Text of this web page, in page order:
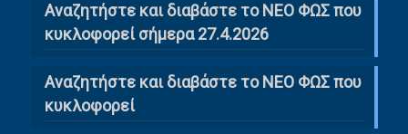
Αναζητήστε και διαβάστε το ΝΕΟ ΦΩΣ που
κυκλοφορεί σήμερα 27.4.2026
Αναζητήστε και διαβάστε το ΝΕΟ ΦΩΣ που
κυκλοφορεί